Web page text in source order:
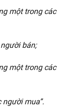
một trong các
bán;
một trong các
mua”.